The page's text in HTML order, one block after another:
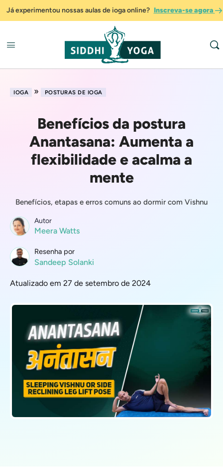
Já experimentou nossas aulas de ioga online? Inscreva-se agora
IOGA » POSTURAS DE IOGA
Benefícios da postura
Anantasana: Aumenta a
flexibilidade e acalma a
mente
Benefícios, etapas e erros comuns ao dormir com Vishnu
Autor
Meera Watts
Resenha por
Sandeep Solanki
Atualizado em 27 de setembro de 2024